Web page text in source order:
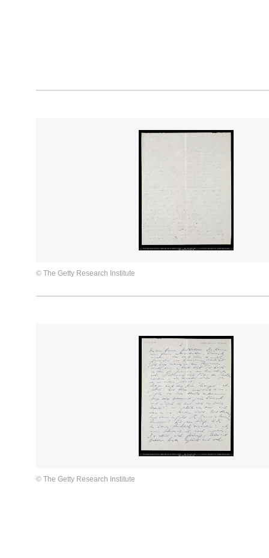
© The Getty Research Institute
© The Getty Research Institute